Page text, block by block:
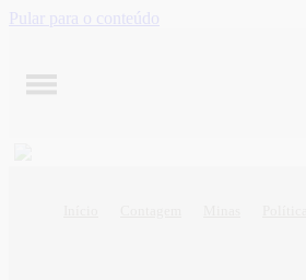
Pular para o conteúdo